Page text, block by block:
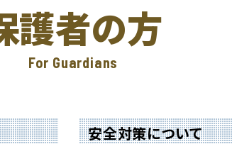
護者の方
For Guardians
安全対策について